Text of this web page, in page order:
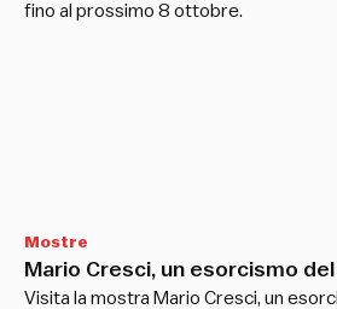
fino al prossimo 8 ottobre.
Mostre
Mario Cresci, un esorcismo
Visita la mostra Mario Cresci, un